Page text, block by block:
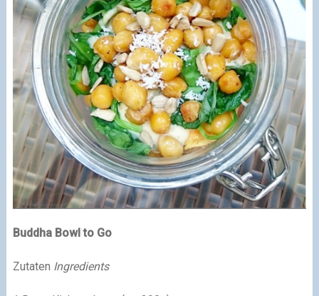
Buddha Bowl to Go
Zutaten Ingredients